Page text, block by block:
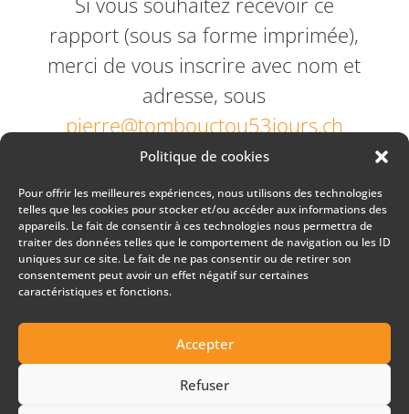
Politique de cookies
Pour offrir les meilleures expériences, nous utilisons des technologies
telles que les cookies pour stocker et/ou accéder aux informations des
appareils. Le fait de consentir à ces technologies nous permettra de
traiter des données telles que le comportement de navigation ou les ID
uniques sur ce site. Le fait de ne pas consentir ou de retirer son
consentement peut avoir un effet négatif sur certaines
caractéristiques et fonctions.
Accepter
Refuser
rapport (sous sa forme imprimée),
merci de vous inscrire avec nom et
adresse, sous
pierre@tombouctou53jours.ch
n’oubliez pas, nous avons toujours
besoin devotre soutien, afin de
réaliser les projets de Tombouctou
53 jours.